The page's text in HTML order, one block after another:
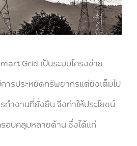
Grid เป็นระบบโครงข่าย
ารประหยัดทรัพยากรแต่ยังเต็มไป
ทำงานที่ยั่งยืน จึงทำให้ประโยชน์
อบคลุมหลายด้าน ซึ่งได้แก่